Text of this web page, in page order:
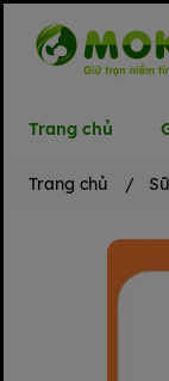
Trang chủ
Trang chủ /